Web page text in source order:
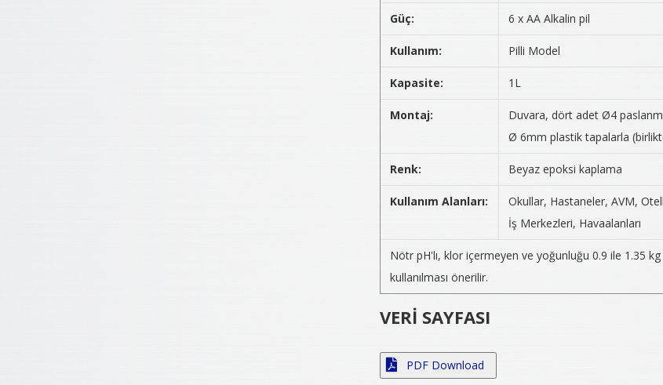
Güç: 6 x AA Alkalin pil
Kullanım: Pilli Model
Kapasite: 1L
Montaj:
Duvara, dört adet Ø4
Ø 6mm plastik tapalarla
Renk: Beyaz epoksi kaplama
Kullanım Alanları:
Okullar, Hastaneler, AVM,
İş Merkezleri, Havaalanları
Nötr pH'lı, klor içermeyen ve yoğunluğu 0.9 ile 1.35 kg
kullanılması önerilir.
VERİ SAYFASI
PDF Download